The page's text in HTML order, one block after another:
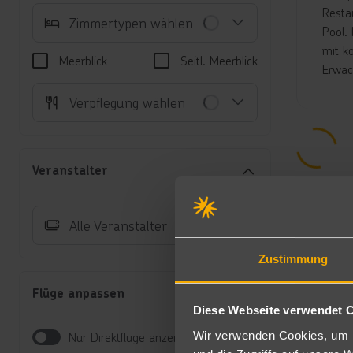
Zustimmung
Diese Webseite verwendet
Wir verwenden Cookies,
Zimmertypen wählen
Meerblick Seitl. Meerblick
Verpflegung wählen
Veranstalter
Alle Veranstalter
Flüge anpassen
Nur Direktflüge anzeigen
Pool.
mit